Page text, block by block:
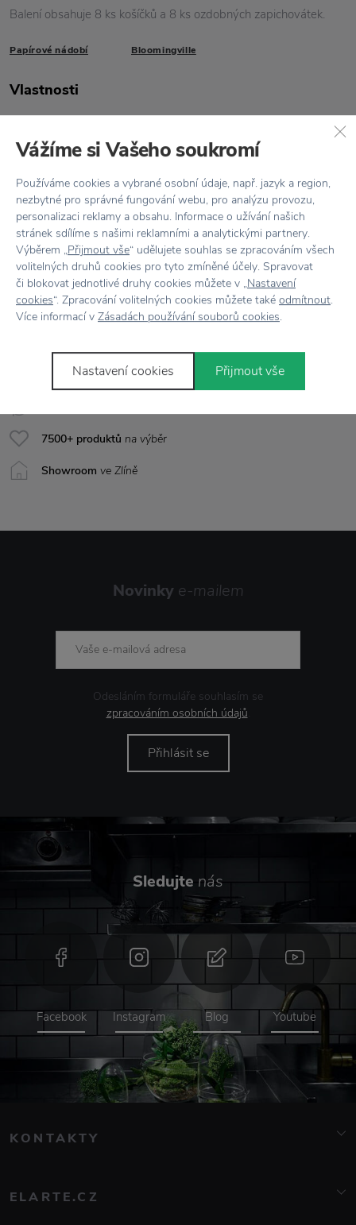
Doprava zdarmanad 2 000 Kč
7500+ produktů na výběr
Showroom ve Zlíně
Balení obsahuje 8 ks košíčků a 8 ks ozdobných zapichovátek.
Papírové nádobí Bloomingville
Vlastnosti
21212771
Barva Hnědá
Materiál
Rozměr Ø 6 cm, výška 4,7 cm
Novinky e-mailem
Odesláním formuláře souhlasím se
zpracováním osobních údajů.
Přihlásit se
Sledujte nás
Facebook Instagram Blog Youtube
KONTAKTY
776 081 000
ELARTE.CZ
Vážíme si Vašeho soukromí
Používáme cookies a vybrané osobní údaje, např. jazyk a region,
nezbytné pro správné fungování webu, pro analýzu provozu,
personalizaci reklamy a obsahu. Informace o užívání našich
stránek sdílíme s našimi reklamními a analytickými partnery.
Výběrem „Přijmout vše“ udělujete souhlas se zpracováním všech
volitelných druhů cookies pro tyto zmíněné účely. Spravovat
či blokovat jednotlivé druhy cookies můžete v „Nastavení
cookies“. Zpracování volitelných cookies můžete také odmítnout.
Více informací v Zásadách používání souborů cookies.
Nastavení cookies Přijmout vše